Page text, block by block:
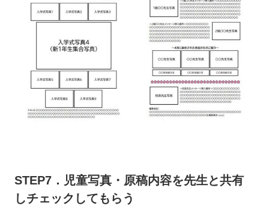
STEP7．児童写真・原稿内容を先生と共有
しチェックしてもらう